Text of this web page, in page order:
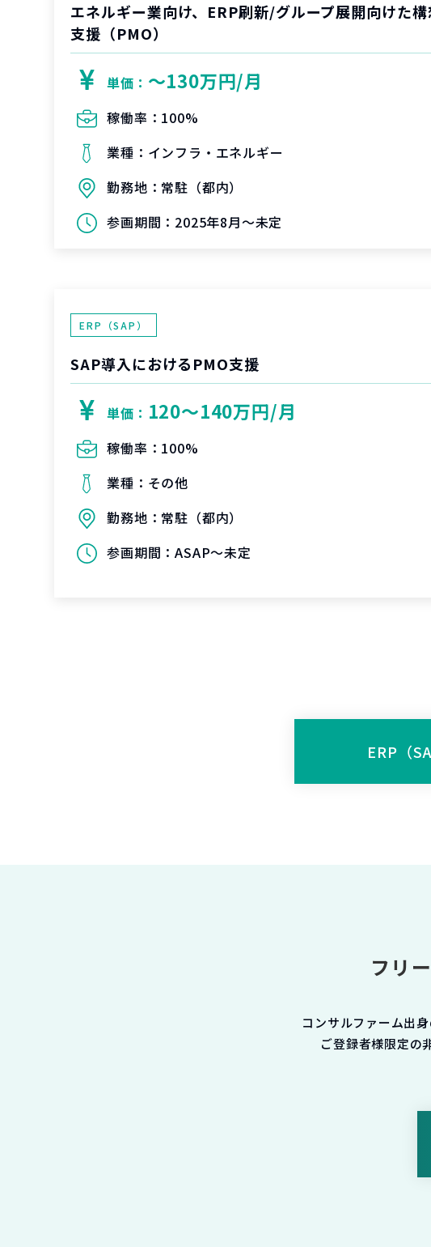
エネルギー業向け、ERP刷新/グループ展開向けた
支援（PMO）
単価： 〜130万円/月
稼働率： 100%
業種： インフラ・エネルギー
勤務地： 常駐（都内）
参画期間： 2025年8月～未定
ERP（SAP）
SAP導入におけるPMO支援
単価： 120〜140万円/月
稼働率： 100%
業種： その他
勤務地： 常駐（都内）
参画期間：ASAP～未定
ERP（
フリ
コンサルファーム出
ご登録者様限定の